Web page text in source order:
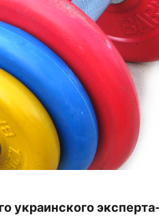
украинского